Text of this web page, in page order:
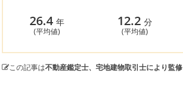
26.4 年
(平均値)
12.2 分
(平均値)
この記事は不動産鑑定士、宅地建物取引士により監修